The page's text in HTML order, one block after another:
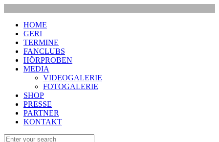
HOME
GERI
TERMINE
FANCLUBS
HÖRPROBEN
MEDIA
VIDEOGALERIE
FOTOGALERIE
SHOP
PRESSE
PARTNER
KONTAKT